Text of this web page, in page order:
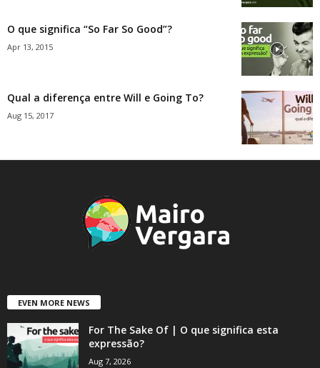
O que significa “So Far So Good”?
Apr 13, 2015
Qual a diferença entre Will e Going To?
Aug 15, 2017
EVEN MORE NEWS
For The Sake Of | O que significa esta
expressão?
Aug 7, 2026